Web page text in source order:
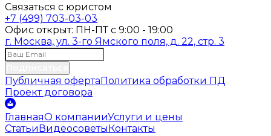
Связаться с юристом
+7 (499) 703-03-03
Офис открыт: ПН-ПТ с 9:00 - 19:00
г. Москва, ул. 3-го Ямского поля, д. 22, стр. 3
Публичная офертаПолитика обработки ПД
Проект договора
ГлавнаяО компанииУслуги и цены
СтатьиВидеосоветыКонтакты